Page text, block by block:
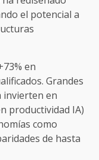
el potencial a
en
Grandes
invierten en
productividad IA)
como
de hasta